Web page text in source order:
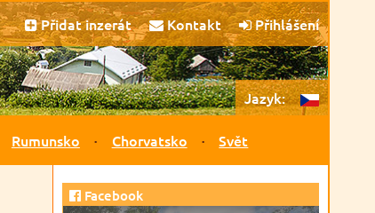
Přidat inzerát Kontakt Přihlášení
Jazyk:
Rumunsko Chorvatsko Svět
Facebook